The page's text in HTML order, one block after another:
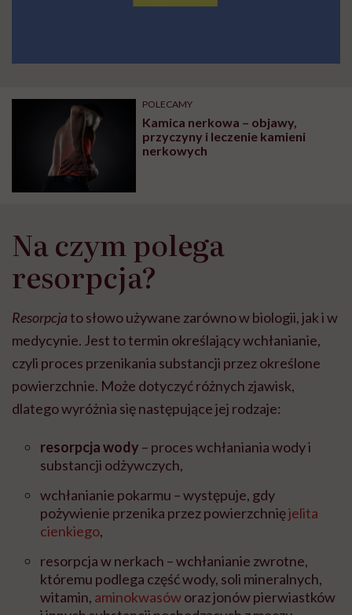
POLECAMY
Kamica nerkowa – objawy,
przyczyny i leczenie kamieni
nerkowych
Na czym polega
resorpcja?
Resorpcjato słowo używane zarówno w biologii, jak i w
medycynie. Jest to termin określający wchłanianie,
czyli proces przenikania substancji przez określone
powierzchnie. Może dotyczyć różnych zjawisk,
dlatego wyróżnia się następujące jej rodzaje:
resorpcja wody – proces wchłaniania wody i
substancji odżywczych,
wchłanianie pokarmu – występuje, gdy
pożywienie przenika przez powierzchnięjelita
cienkiego,
resorpcja w nerkach – wchłanianie zwrotne,
któremu podlega część wody, soli mineralnych,
witamin, aminokwasóworaz jonów pierwiastków